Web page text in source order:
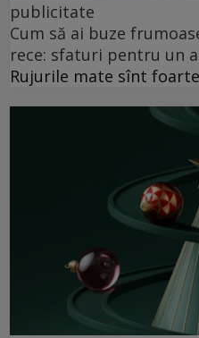
publicitate
Cum să ai buze
rece: sfaturi pentru un
Rujurile mate sînt